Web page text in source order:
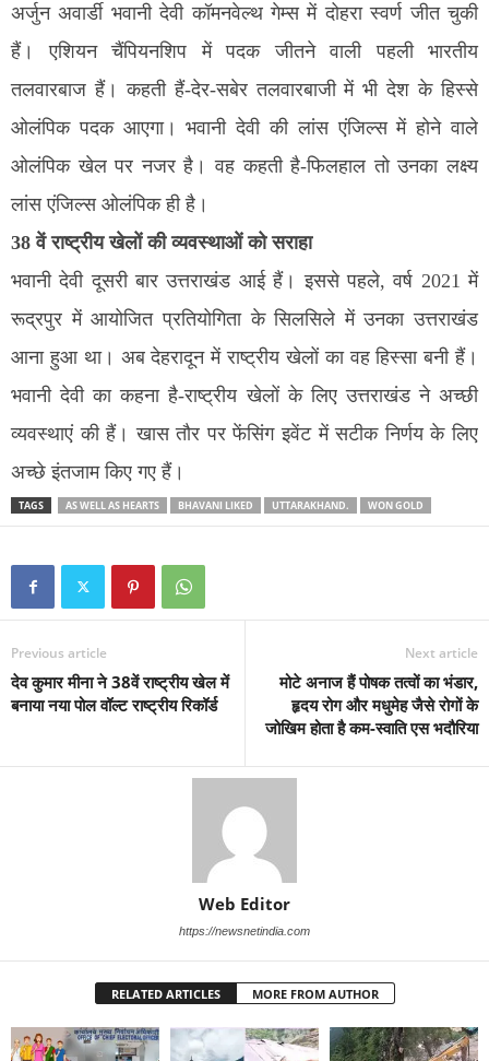
अर्जुन अवार्डी भवानी देवी कॉमनवेल्थ गेम्स में दोहरा स्वर्ण जीत चुकी
हैं। एशियन चैंपियनशिप में पदक जीतने वाली पहली भारतीय
तलवारबाज हैं। कहती हैं-देर-सबेर तलवारबाजी में भी देश के हिस्से
ओलंपिक पदक आएगा। भवानी देवी की लांस एंजिल्स में होने वाले
ओलंपिक खेल पर नजर है। वह कहती है-फिलहाल तो उनका लक्ष्य
लांस एंजिल्स ओलंपिक ही है।
38 वें राष्ट्रीय खेलों की व्यवस्थाओं को सराहा
भवानी देवी दूसरी बार उत्तराखंड आई हैं। इससे पहले, वर्ष 2021 में
रूद्रपुर में आयोजित प्रतियोगिता के सिलसिले में उनका उत्तराखंड
आना हुआ था। अब देहरादून में राष्ट्रीय खेलों का वह हिस्सा बनी हैं।
भवानी देवी का कहना है-राष्ट्रीय खेलों के लिए उत्तराखंड ने अच्छी
व्यवस्थाएं की हैं। खास तौर पर फेंसिंग इवेंट में सटीक निर्णय के लिए
अच्छे इंतजाम किए गए हैं।
TAGS AS WELL AS HEARTS BHAVANI LIKED UTTARAKHAND. WON GOLD
Previous article
देव कुमार मीना ने 38वें राष्ट्रीय खेल में
बनाया नया पोल वॉल्ट राष्ट्रीय रिकॉर्ड
Next article
मोटे अनाज हैं पोषक तत्वों का भंडार,
हृदय रोग और मधुमेह जैसे रोगों के
जोखिम होता है कम-स्वाति एस भदौरिया
Web Editor
https://newsnetindia.com
RELATED ARTICLES MORE FROM AUTHOR